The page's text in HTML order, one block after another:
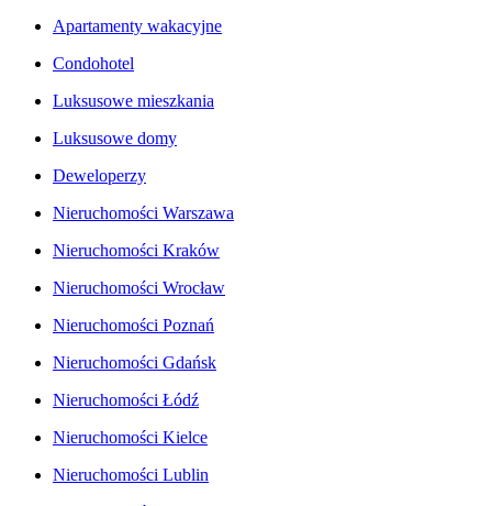
Apartamenty wakacyjne
Condohotel
Luksusowe mieszkania
Luksusowe domy
Deweloperzy
Nieruchomości Warszawa
Nieruchomości Kraków
Nieruchomości Wrocław
Nieruchomości Poznań
Nieruchomości Gdańsk
Nieruchomości Łódź
Nieruchomości Kielce
Nieruchomości Lublin